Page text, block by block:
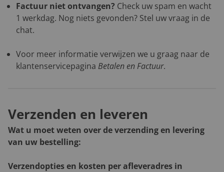
Factuur niet ontvangen? Check uw spam en wacht
1 werkdag. Nog niets gevonden? Stel uw vraag in de
chat.
Voor meer informatie verwijzen we u graag naar de
klantenservicepagina Betalen en Factuur.
Verzenden en leveren
Wat u moet weten over de verzending en levering
van uw bestelling:
Verzendopties en kosten per afleveradres in